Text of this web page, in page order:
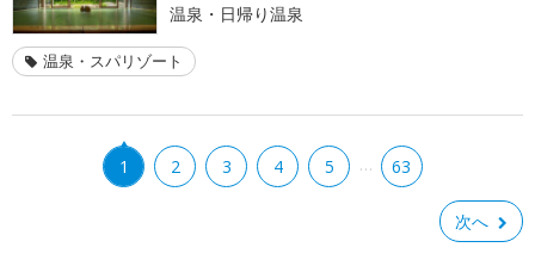
温泉・日帰り温泉
温泉・スパリゾート
1 2 3 4 5 … 63
次へ